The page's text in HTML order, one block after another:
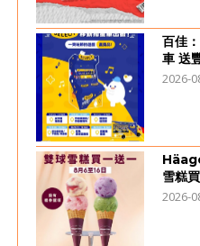
百佳
車 送
2026-
雪糕
2026-